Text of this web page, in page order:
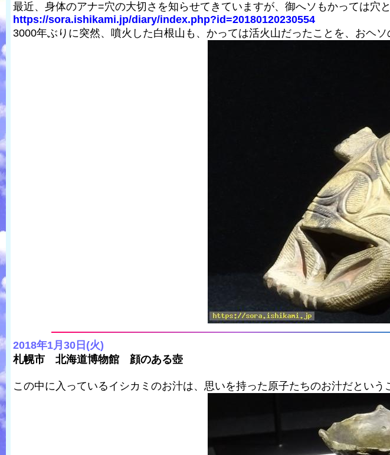
最近、身体のアナ=穴の大切さを知らせてきていますが、御へソもかっては穴
https://sora.ishikami.jp/diary/index.php?id=20180120230554
3000年ぶりに突然、噴火した白根山も、かっては活火山だったことを、おヘ
2018年1月30日(火)
札幌市 北海道博物館 顔のある壺
この中に入っているイシカミのお汁は、思いを持った原子たちのお汁だという